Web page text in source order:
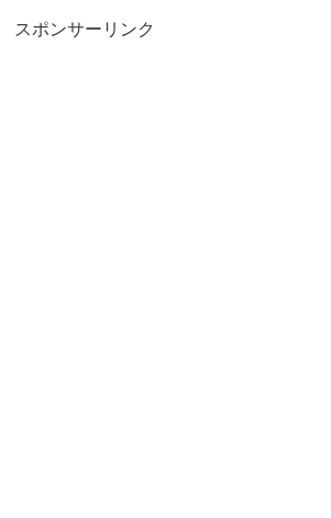
スポンサーリンク